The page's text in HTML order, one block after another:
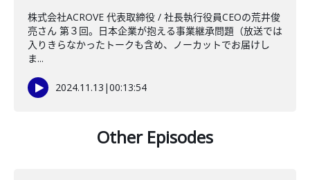
株式会社ACROVE 代表取締役 / 社長執行役員CEOの荒井俊
亮さん 第３回。日本企業が抱える事業継承問題（放送では
入りきらなかったトークも含め、ノーカットでお届けし
ま...
2024.11.13 |00:13:54
Other Episodes